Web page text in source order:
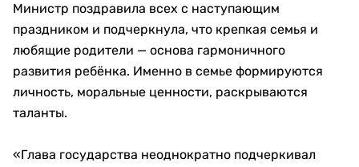
Министр поздравила всех с наступающим
праздником и подчеркнула, что крепкая семья и
любящие родители — основа гармоничного
развития ребёнка. Именно в семье формируются
личность, моральные ценности, раскрываются
таланты.
«Глава государства неоднократно подчеркивал